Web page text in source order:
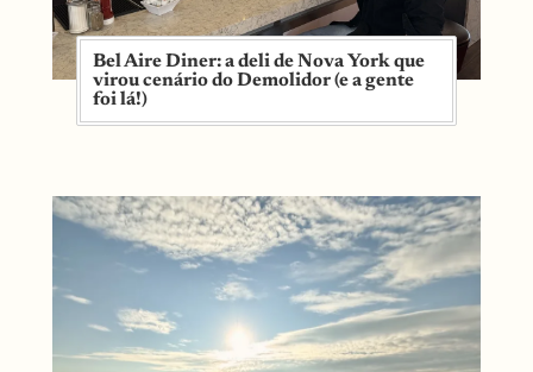
Bel Aire Diner: a deli de Nova York que
virou cenário do Demolidor (e a gente
foi lá!)